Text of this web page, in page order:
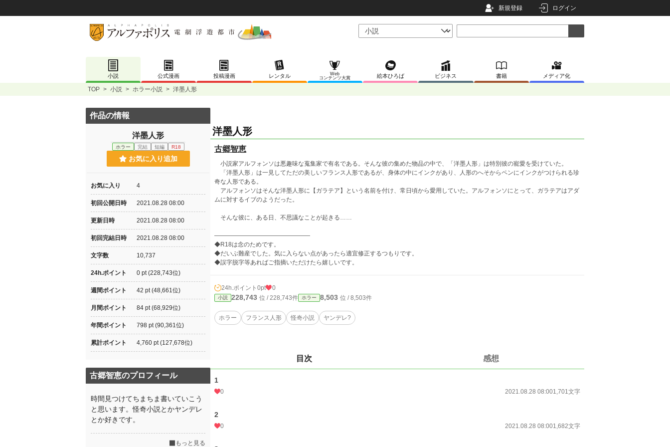
新規登録 ログイン
小説 公式漫画 投稿漫画 レンタル
Web
コンテンツ大賞
絵本ひろば ビジネス 書籍 メディア化
TOP > 小説 > ホラー小説 > 洋墨人形
洋墨人形
古郷智恵
小説家アルフォンソは悪趣味な蒐集家で有名である。そんな彼の集めた物品の中で、「洋墨人形」は特別彼の寵愛を受けていた。
「洋墨人形」は一見してただの美しいフランス人形であるが、身体の中にインクがあり、人形のへそからペンにインクがつけられる珍
奇な人形である。
アルフォンソはそんな洋墨人形に【ガラテア】という名前を付け、常日頃から愛用していた。アルフォンソにとって、ガラテアはアダ
ムに対するイブのようだった。
そんな彼に、ある日、不思議なことが起きる……
――――――――――――――――
◆R18は念のためです。
◆だいぶ難産でした。気に入らない点があったら適宜修正するつもりです。
◆誤字脱字等あればご指摘いただけたら嬉しいです。
24h.ポイント 0pt 0
小説 228,743 位 / 228,743件 ホラー 8,503 位 / 8,503件
ホラー フランス人形 怪奇小説 ヤンデレ?
目次 感想
1
0 2021.08.28 08:001,701文字
2
0 2021.08.28 08:001,682文字
作品の情報
洋墨人形
ホラー 完結 短編 R18
お気に入り追加
お気に入り 4
初回公開日時 2021.08.28 08:00
更新日時 2021.08.28 08:00
初回完結日時 2021.08.28 08:00
文字数 10,737
24h.ポイント 0 pt (228,743位)
週間ポイント 42 pt (48,661位)
月間ポイント 84 pt (68,929位)
年間ポイント 798 pt (90,361位)
累計ポイント 4,760 pt (127,678位)
古郷智恵のプロフィール
時間見つけてちまちま書いていこう
と思います。怪奇小説とかヤンデレ
とか好きです。
もっと見る